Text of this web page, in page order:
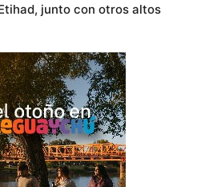
junto con otros altos